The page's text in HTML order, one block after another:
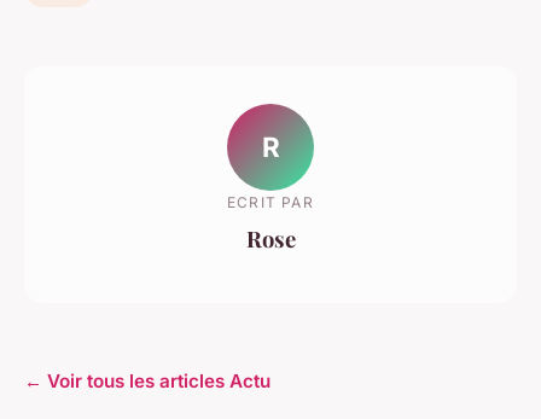
R
ECRIT PAR
Rose
← Voir tous les articles Actu